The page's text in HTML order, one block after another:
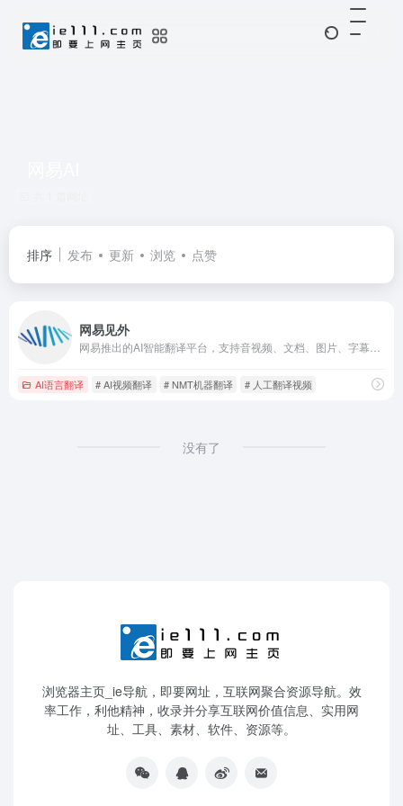
排序 发布 更新 浏览 点赞
网易见外
AI语言翻译 # AI视频翻译 # NMT机器翻译 # 人工翻译视频
没有了
浏览器主页_ie导航，即要网址，互联网聚合资源导航。效
率工作，利他精神，收录并分享互联网价值信息、实用网
址、工具、素材、软件、资源等。